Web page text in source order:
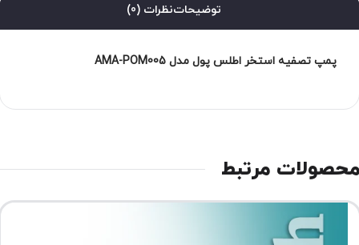
توضیحاتنظرات (0)
پمپ تصفیه استخر اطلس پول مدل AMA-POM005
مرتبط